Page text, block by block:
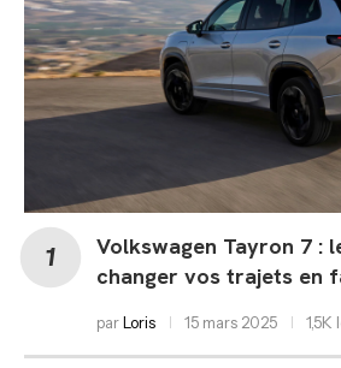
Volkswagen Tayron 7 :
changer vos trajets en
parLoris 15 mars 2025 1,5K